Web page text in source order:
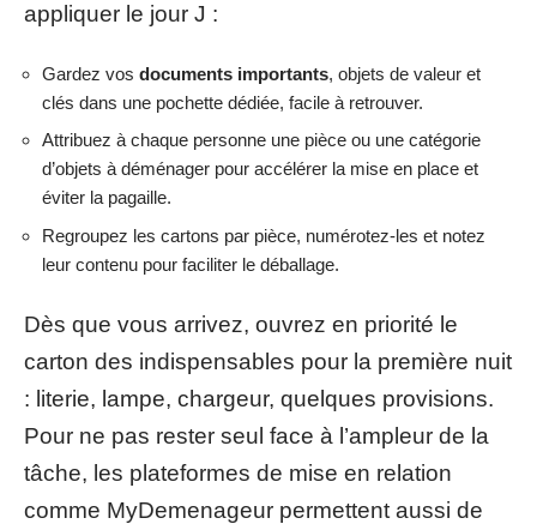
appliquer le jour J :
Gardez vos documents importants, objets de valeur et
clés dans une pochette dédiée, facile à retrouver.
Attribuez à chaque personne une pièce ou une catégorie
d’objets à déménager pour accélérer la mise en place et
éviter la pagaille.
Regroupez les cartons par pièce, numérotez-les et notez
leur contenu pour faciliter le déballage.
Dès que vous arrivez, ouvrez en priorité le
carton des indispensables pour la première nuit
: literie, lampe, chargeur, quelques provisions.
Pour ne pas rester seul face à l’ampleur de la
tâche, les plateformes de mise en relation
comme MyDemenageur permettent aussi de